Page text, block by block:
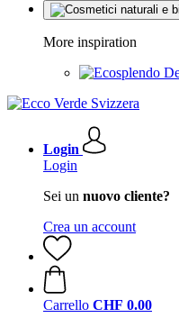
More inspiration
Login
Login
Sei un nuovo cliente?
Crea un account
Carrello CHF 0.00